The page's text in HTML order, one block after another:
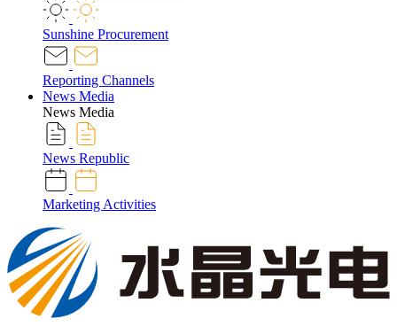
Sunshine Procurement
Reporting Channels
News Media
News Media
News Republic
Marketing Activities